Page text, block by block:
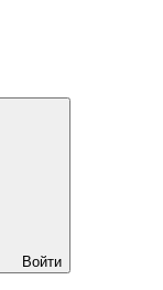
Войти